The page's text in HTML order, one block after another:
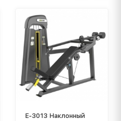
E-3013 Наклонный